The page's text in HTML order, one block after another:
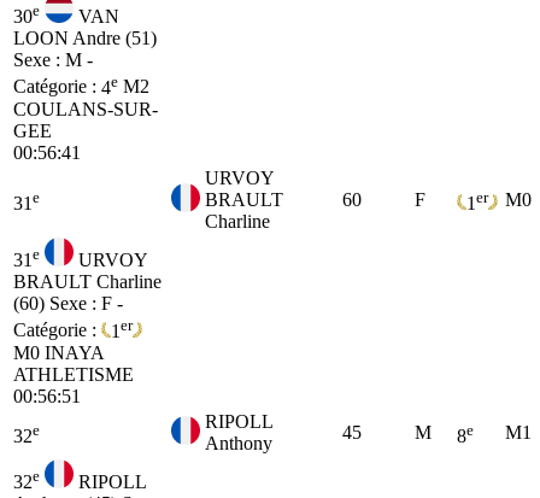
30e
VAN
LOON Andre (51)
Sexe : M -
Catégorie : 4e M2
COULANS-SUR-
GEE
00:56:41
31 e
URVOY
BRAULT
Charline
60 F 1 er M0
31 e
URVOY
BRAULT Charline
(60) Sexe : F -
Catégorie :
1 er
M0 INAYA
ATHLETISME
00:56:51
32e
RIPOLL
Anthony
45 M 8e M1
32e
RIPOLL